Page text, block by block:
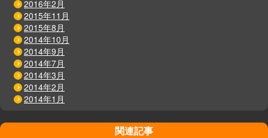
2016年2月
2015年11月
2015年8月
2014年10月
2014年9月
2014年7月
2014年3月
2014年2月
2014年1月
関連記事